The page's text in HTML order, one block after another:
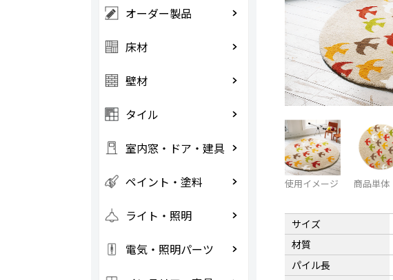
使用イメージ 商品単体
サイズ
材質
パイル長
オーダー製品
床材
壁材
タイル
室内窓・ドア・建具
ペイント・塗料
ライト・照明
電気・照明パーツ